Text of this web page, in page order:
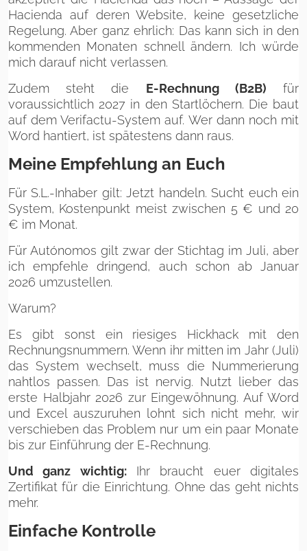
Hacienda auf deren Website, keine gesetzliche
Regelung. Aber ganz ehrlich: Das kann sich in den
kommenden Monaten schnell ändern. Ich würde
mich darauf nicht verlassen.
Zudem steht die E-Rechnung (B2B) für
voraussichtlich 2027 in den Startlöchern. Die baut
auf dem Verifactu-System auf. Wer dann noch mit
Word hantiert, ist spätestens dann raus.
Meine Empfehlung an Euch
Für S.L.-Inhaber gilt: Jetzt handeln. Sucht euch ein
System, Kostenpunkt meist zwischen 5 € und 20
€ im Monat.
Für Autónomos gilt zwar der Stichtag im Juli, aber
ich empfehle dringend, auch schon ab Januar
2026 umzustellen.
Warum?
Es gibt sonst ein riesiges Hickhack mit den
Rechnungsnummern. Wenn ihr mitten im Jahr (Juli)
das System wechselt, muss die Nummerierung
nahtlos passen. Das ist nervig. Nutzt lieber das
erste Halbjahr 2026 zur Eingewöhnung. Auf Word
und Excel auszuruhen lohnt sich nicht mehr, wir
verschieben das Problem nur um ein paar Monate
bis zur Einführung der E-Rechnung.
Und ganz wichtig:Ihr braucht euer digitales
Zertifikat für die Einrichtung. Ohne das geht nichts
mehr.
Einfache Kontrolle